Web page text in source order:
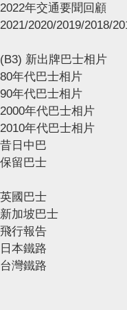
2022年交通要聞回顧
2021/2020/2019/2018/
(B3) 新出牌巴士相片
80年代巴士相片
90年代巴士相片
2000年代巴士相片
2010年代巴士相片
昔日中巴
保留巴士
英國巴士
新加坡巴士
飛行報告
日本鐵路
台灣鐵路